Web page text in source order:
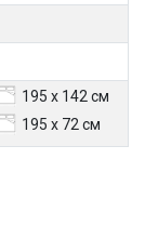
195 х 142 см
195 х 72 см